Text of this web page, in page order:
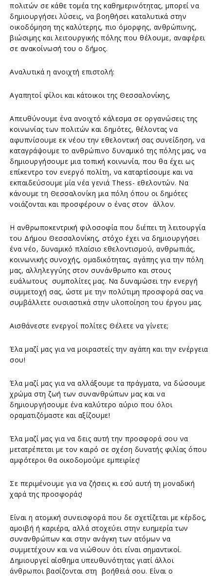
πολιτών σε κάθε τομέα της καθημερινότητας, μπορεί να
δημιουργήσει λύσεις, να βοηθήσει καταλυτικά στην
οικοδόμηση της καλύτερης, πιο όμορφης, ανθρώπινης,
βιώσιμης και λειτουργικής πόλης που θέλουμε, αναφέρει
σε ανακοίνωσή του ο δήμος.
Αναλυτικά η ανοιχτή επιστολή:
Αγαπητοί φίλοι και κάτοικοι της Θεσσαλονίκης,
Απευθύνουμε ένα ανοιχτό κάλεσμα σε οργανώσεις της
κοινωνίας των πολιτών και δημότες, θέλοντας να
αφυπνίσουμε εκ νέου την εθελοντική σας συνείδηση, να
καταγράψουμε το ανθρώπινο δυναμικό της πόλης μας, να
δημιουργήσουμε μια τοπική κοινωνία, που θα έχει ως
επίκεντρο τον ενεργό πολίτη, να καταρτίσουμε και να
εκπαιδεύσουμε μία νέα γενιά Thess- εθελοντών. Να
κάνουμε τη Θεσσαλονίκη μια πόλη όπου οι δημότες
νοιάζονται και προσφέρουν ο ένας στον άλλον.
Η ανθρωποκεντρική φιλοσοφία που διέπει τη λειτουργία
του Δήμου Θεσσαλονίκης, στόχο έχει να δημιουργήσει
ένα νέο, δυναμικό πλαίσιο εθελοντισμού, ανθρωπιάς,
κοινωνικής συνοχής, ομαδικότητας, αγάπης για την πόλη
μας, αλληλεγγύης στον συνάνθρωπο και στους
ευάλωτους συμπολίτες μας. Να δυναμώσει την ενεργή
συμμετοχή σας, ώστε με την πολύτιμη προσφορά σας να
συμβάλλετε ουσιαστικά στην υλοποίηση του έργου μας.
Αισθάνεστε ενεργοί πολίτες; Θέλετε να γίνετε;
Έλα μαζί μας για να μοιραστείς την αγάπη και την ενέργεια
σου!
Έλα μαζί μας για να αλλάξουμε τα πράγματα, να δώσουμε
χρώμα στη ζωή των συνανθρώπων μας και να
δημιουργήσουμε ένα καλύτερο αύριο που όλοι
οραματιζόμαστε και αξίζουμε!
Έλα μαζί μας για να δεις αυτή την προσφορά σου να
μετατρέπεται με τον καιρό σε σχέση δυνατής φιλίας όπου
αμφότεροι θα οικοδομούμε εμπειρίες!
Σε περιμένουμε για να ζήσεις κι εσύ αυτή τη μοναδική
χαρά της προσφοράς!
Είναι η ατομική συνεισφορά που δε σχετίζεται με κέρδος,
αμοιβή ή καριέρα, αλλά στοχεύει στην ευημερία των
συνανθρώπων και στην ανάγκη των ατόμων να
συμμετέχουν και να νιώθουν ότι είναι σημαντικοί.
Δημιουργεί αίσθημα υπευθυνότητας γιατί άλλοι
άνθρωποι βασίζονται στη βοήθειά σου. Είναι ο